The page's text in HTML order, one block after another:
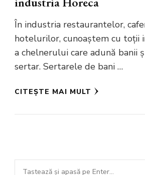
În industria restaurantelor,
hotelurilor, cunoaștem cu toții
a chelnerului care adună banii
sertar. Sertarele de bani …
CITEȘTE MAI MULT
Cauți